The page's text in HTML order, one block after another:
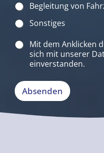
S
e
u
Begleitung von
Sonstiges
D
a
n
s
c
u
Mit dem Anklicken
sich mit unserer
einverstanden.
Absenden